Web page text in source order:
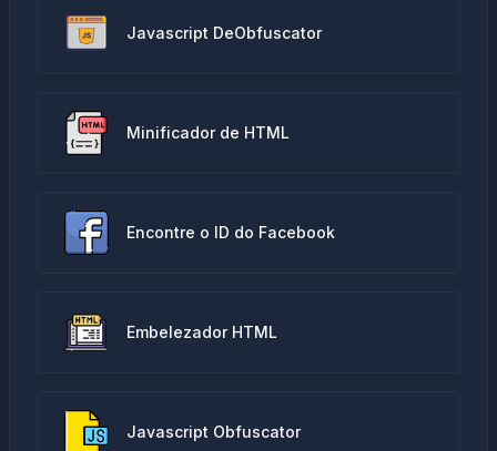
Javascript DeObfuscator
Minificador de HTML
Encontre o ID do Facebook
Embelezador HTML
Javascript Obfuscator